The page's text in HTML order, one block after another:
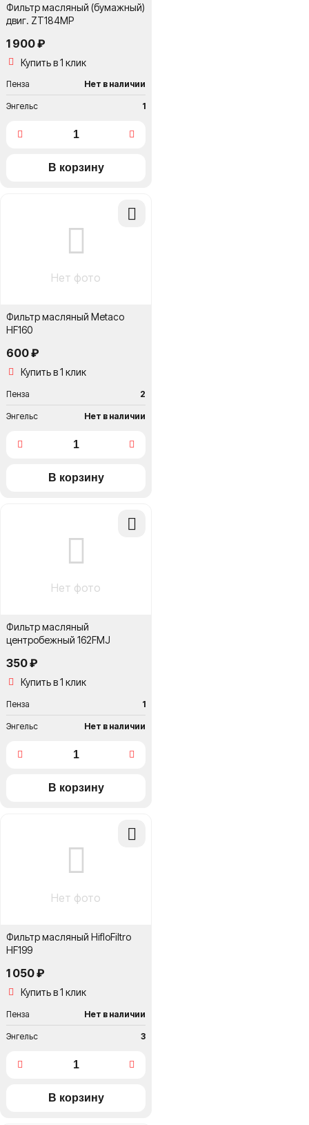
Фильтр масляный (бумажный)
двиг. ZT184MP
1 900 ₽
Купить в 1 клик
Пенза Нет в наличии
Энгельс 1
Добавить
Нет фото
Фильтр масляный Metaco
HF160
600 ₽
Купить в 1 клик
Пенза 2
Энгельс Нет в наличии
Добавить
Нет фото
Фильтр масляный
центробежный 162FMJ
350 ₽
Купить в 1 клик
Пенза 1
Энгельс Нет в наличии
Добавить
Нет фото
Фильтр масляный HifloFiltro
HF199
1 050 ₽
Купить в 1 клик
Пенза Нет в наличии
Энгельс 3